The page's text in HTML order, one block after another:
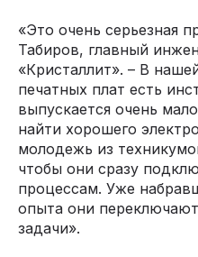
«Это очень серьезная
Табиров, главный
«Кристаллит». – В
печатных плат есть
выпускается очень
найти хорошего
молодежь из
чтобы они сразу
процессам. Уже
опыта они
задачи».